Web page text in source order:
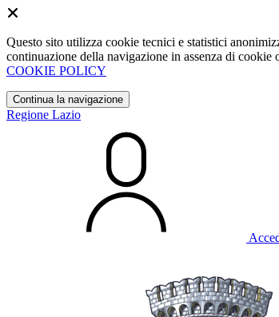
Questo sito utilizza cookie tecnici e statistici
continuazione della navigazione in assenza di
COOKIE POLICY
Continua la navigazione
Regione Lazio